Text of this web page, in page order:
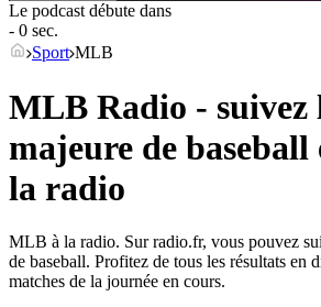
Le podcast débute dans
- 0 sec.
Sport MLB
MLB Radio - suivez
majeure de baseball
la radio
MLB à la radio. Sur radio.fr, vous pouvez
de baseball. Profitez de tous les résultats en
matches de la journée en cours.